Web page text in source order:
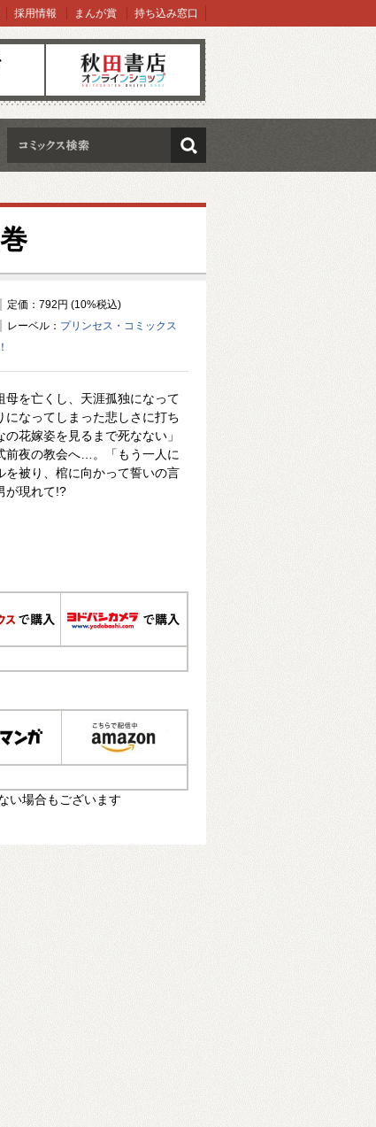
オンラインショップ
採用情報 まんが賞 持ち込み窓口
検索
定価：792円 (10%税込)
レーベル： プリンセス・コミックス
を亡くし、天涯孤独になって
になってしまった悲しさに打ち
花嫁姿を見るまで死なない」
前夜の教会へ…。「もう一人に
を被り、棺に向かって誓いの言
が現れて!?
い場合もございます